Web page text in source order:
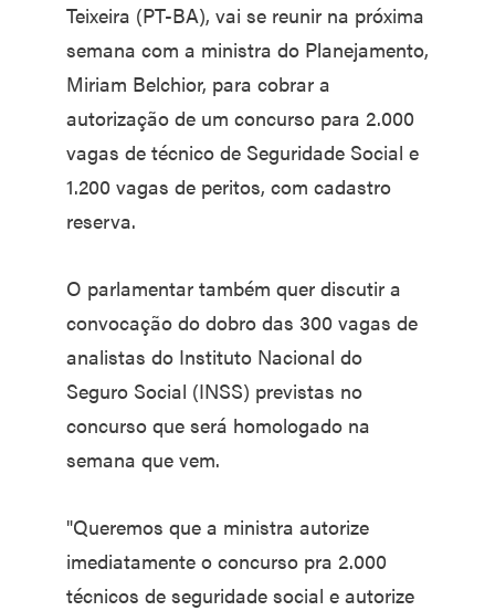
Teixeira (PT-BA), vai se reunir na próxima
semana com a ministra do Planejamento,
Miriam Belchior, para cobrar a
autorização de um concurso para 2.000
vagas de técnico de Seguridade Social e
1.200 vagas de peritos, com cadastro
reserva.
O parlamentar também quer discutir a
convocação do dobro das 300 vagas de
analistas do Instituto Nacional do
Seguro Social (INSS) previstas no
concurso que será homologado na
semana que vem.
"Queremos que a ministra autorize
imediatamente o concurso pra 2.000
técnicos de seguridade social e autorize